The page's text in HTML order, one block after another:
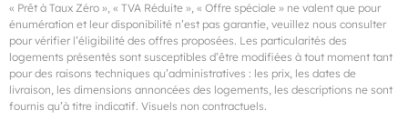
« Prêt à Taux Zéro », « TVA Réduite », « Offre spéciale » ne valent que pour
énumération et leur disponibilité n’est pas garantie, veuillez nous consulter
pour vérifier l’éligibilité des offres proposées. Les particularités des
logements présentés sont susceptibles d’être modifiées à tout moment tant
pour des raisons techniques qu’administratives : les prix, les dates de
livraison, les dimensions annoncées des logements, les descriptions ne sont
fournis qu’à titre indicatif. Visuels non contractuels.